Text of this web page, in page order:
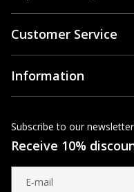
Customer Service
Information
Subscribe to our newsletter
Receive 10%